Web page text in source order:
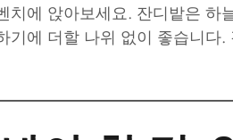
치에 앉아보세요. 잔디밭은
기에 더할 나위 없이 좋습니